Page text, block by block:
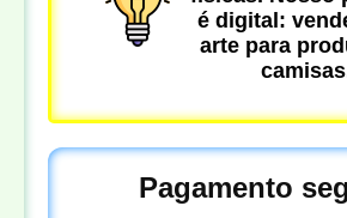
é digital:
arte para
Pagamento